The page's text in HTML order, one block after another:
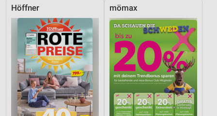
Höffner mömax
Verwendung von Profilen zur Auswahl
personalisierter Werbung
Erstellung von Profilen zur Personalisierung
von Inhalten
Verwendung von Profilen zur Auswahl
personalisierter Inhalte
Messung der Werbeleistung